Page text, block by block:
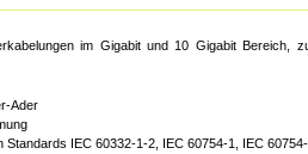
im Gigabit und 10 Gigabit Bereich,
Ader
IEC 60332-1-2, IEC 60754-1, IEC